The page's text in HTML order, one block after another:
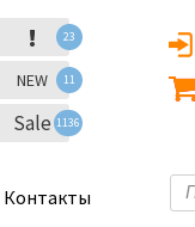
! 23
NEW 11
Sale 1136
Контакты